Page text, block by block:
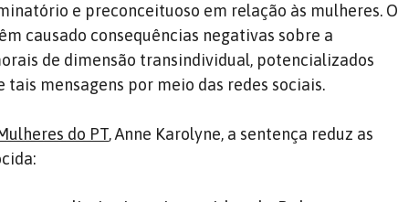
e preconceituoso em relação às mulheres. O
causado consequências negativas sobre a
de dimensão transindividual, potencializados
mensagens por meio das redes sociais.
do PT, Anne Karolyne, a sentença reduz as